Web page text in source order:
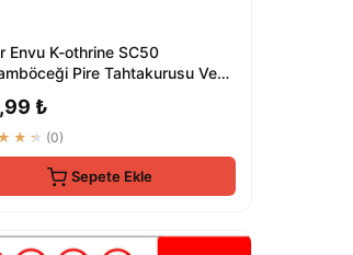
Envu K-othrine SC50
Pire Tahtakurusu Ve
₺
(0)
Sepete Ekle